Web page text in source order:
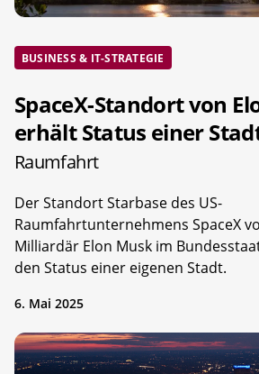
BUSINESS & IT-STRATEGIE
SpaceX-Standort von
erhält Status einer
Raumfahrt
Der Standort Starbase des US-
Raumfahrtunternehmens SpaceX
Milliardär Elon Musk im
den Status einer eigenen Stadt.
6. Mai 2025